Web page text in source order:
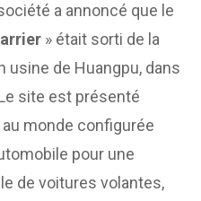
a annoncé que le
» était sorti de la
usine de Huangpu, dans
site est présenté
monde configurée
pour une
de voitures volantes,